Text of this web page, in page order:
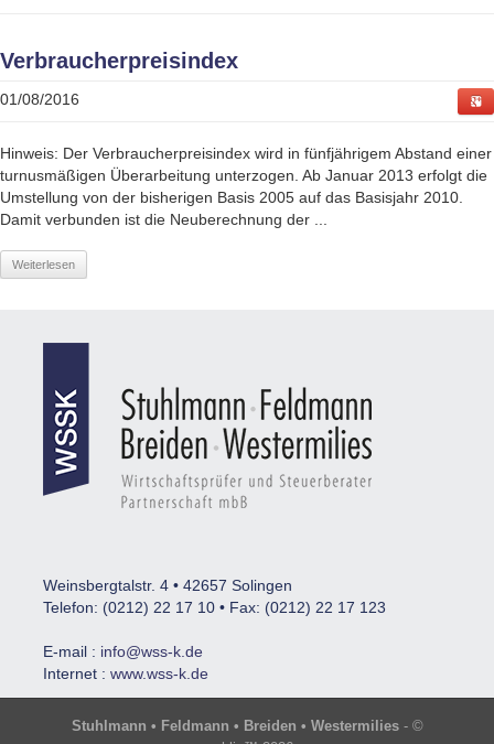
Verbraucherpreisindex
01/08/2016
Hinweis: Der Verbraucherpreisindex wird in fünfjährigem Abstand einer
turnusmäßigen Überarbeitung unterzogen. Ab Januar 2013 erfolgt die
Umstellung von der bisherigen Basis 2005 auf das Basisjahr 2010.
Damit verbunden ist die Neuberechnung der ...
Weiterlesen
Weinsbergtalstr. 4 • 42657 Solingen
Telefon: (0212) 22 17 10 • Fax: (0212) 22 17 123
E-mail : info@wss-k.de
Internet : www.wss-k.de
Stuhlmann • Feldmann • Breiden • Westermilies- ©